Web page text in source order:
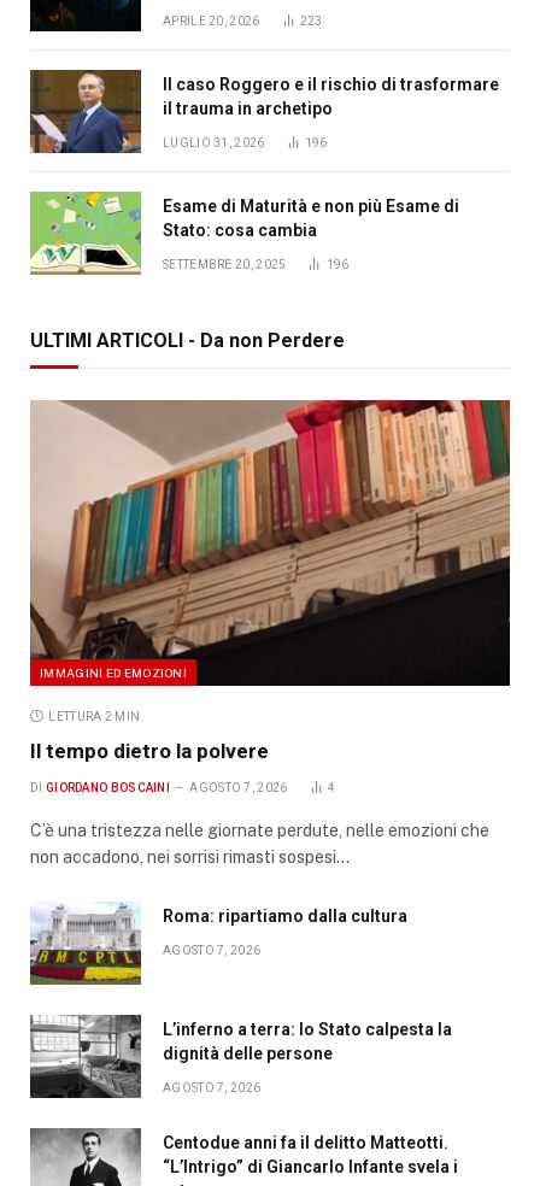
APRILE 20, 2026 223
Il caso Roggero e il rischio di trasformare
il trauma in archetipo
LUGLIO 31, 2026 196
Esame di Maturità e non più Esame di
Stato: cosa cambia
SETTEMBRE 20, 2025 196
ULTIMI ARTICOLI - Da non Perdere
IMMAGINI ED EMOZIONI
LETTURA 2 MIN.
Il tempo dietro la polvere
DI GIORDANO BOSCAINI AGOSTO 7, 2026 4
C’è una tristezza nelle giornate perdute, nelle emozioni che
non accadono, nei sorrisi rimasti sospesi…
Roma: ripartiamo dalla cultura
AGOSTO 7, 2026
L’inferno a terra: lo Stato calpesta la
dignità delle persone
AGOSTO 7, 2026
Centodue anni fa il delitto Matteotti.
“L’Intrigo” di Giancarlo Infante svela i